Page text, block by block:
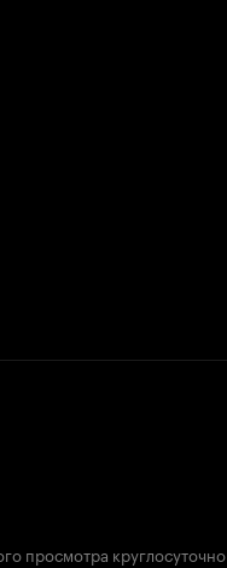
просмотра круглосуточно